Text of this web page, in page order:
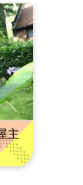
主